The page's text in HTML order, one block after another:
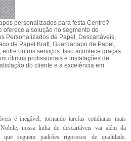
personalizados para festa Centro?
a solução no segmento de
Personalizados de Papel, Descartáveis,
de Papel Kraft, Guardanapo de Papel,
outros serviços. Isso acontece graças
ótimos profissionais e instalações de
do cliente e a excelência em
é inegável, tornando tarefas cotidianas mais
nossa linha de descartáveis vai além da
que seguem padrões rigorosos de qualidade,